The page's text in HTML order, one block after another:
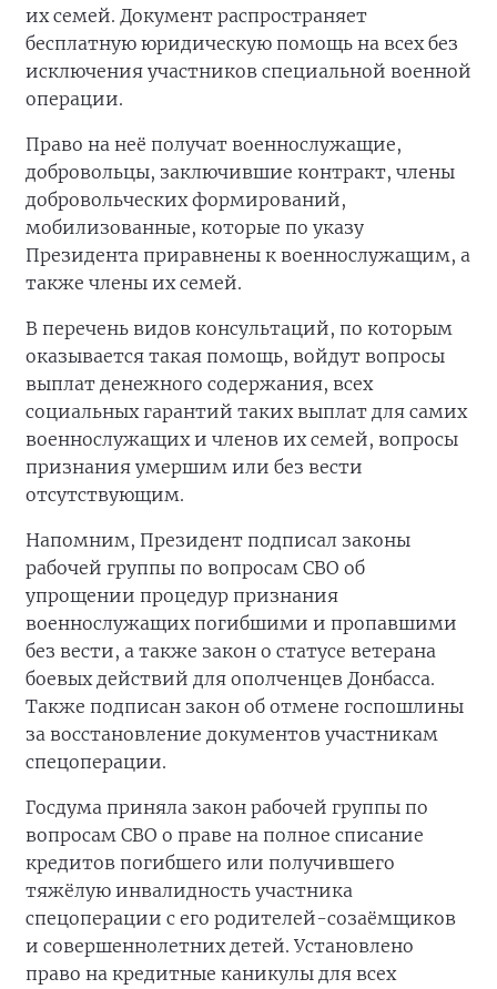
их семей. Документ распространяет
бесплатную юридическую помощь на всех без
исключения участников специальной военной
операции.
Право на неё получат военнослужащие,
добровольцы, заключившие контракт, члены
добровольческих формирований,
мобилизованные, которые по указу
Президента приравнены к военнослужащим, а
также члены их семей.
В перечень видов консультаций, по которым
оказывается такая помощь, войдут вопросы
выплат денежного содержания, всех
социальных гарантий таких выплат для самих
военнослужащих и членов их семей, вопросы
признания умершим или без вести
отсутствующим.
Напомним, Президент подписал законы
рабочей группы по вопросам СВО об
упрощении процедур признания
военнослужащих погибшими и пропавшими
без вести, а также закон о статусе ветерана
боевых действий для ополченцев Донбасса.
Также подписан закон об отмене госпошлины
за восстановление документов участникам
спецоперации.
Госдума приняла закон рабочей группы по
вопросам СВО о праве на полное списание
кредитов погибшего или получившего
тяжёлую инвалидность участника
спецоперации с его родителей-созаёмщиков
и совершеннолетних детей. Установлено
право на кредитные каникулы для всех